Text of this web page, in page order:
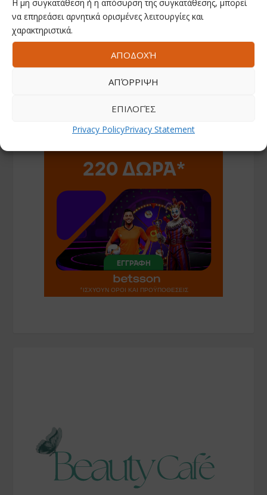
Η μη συγκατάθεση ή η απόσυρση της συγκατάθεσης, μπορεί
να επηρεάσει αρνητικά ορισμένες λειτουργίες και
χαρακτηριστικά.
ΑΠΟΔΟΧΉ
ΑΠΌΡΡΙΨΗ
ΕΠΙΛΟΓΈΣ
Privacy PolicyPrivacy Statement
Save my name, email, and website in this browser for the
next time I comment.